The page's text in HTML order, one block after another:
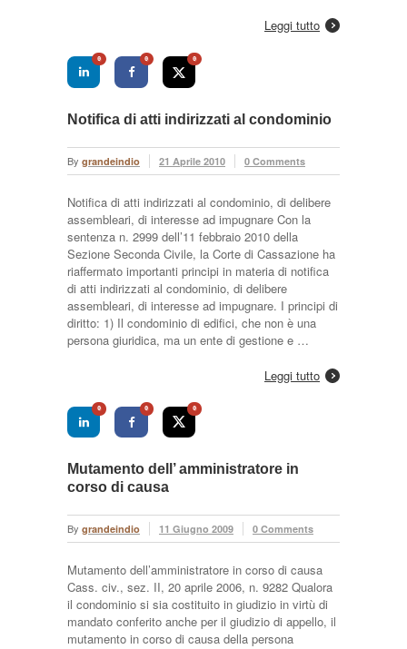
Leggi tutto
0 0 0
Notifica di atti indirizzati al condominio
By grandeindio 21 Aprile 2010 0 Comments
Notifica di atti indirizzati al condominio, di delibere
assembleari, di interesse ad impugnare Con la
sentenza n. 2999 dell’11 febbraio 2010 della
Sezione Seconda Civile, la Corte di Cassazione ha
riaffermato importanti principi in materia di notifica
di atti indirizzati al condominio, di delibere
assembleari, di interesse ad impugnare. I principi di
diritto: 1) Il condominio di edifici, che non è una
persona giuridica, ma un ente di gestione e …
Leggi tutto
0 0 0
Mutamento dell’ amministratore in
corso di causa
By grandeindio 11 Giugno 2009 0 Comments
Mutamento dell’amministratore in corso di causa
Cass. civ., sez. II, 20 aprile 2006, n. 9282 Qualora
il condominio si sia costituito in giudizio in virtù di
mandato conferito anche per il giudizio di appello, il
mutamento in corso di causa della persona